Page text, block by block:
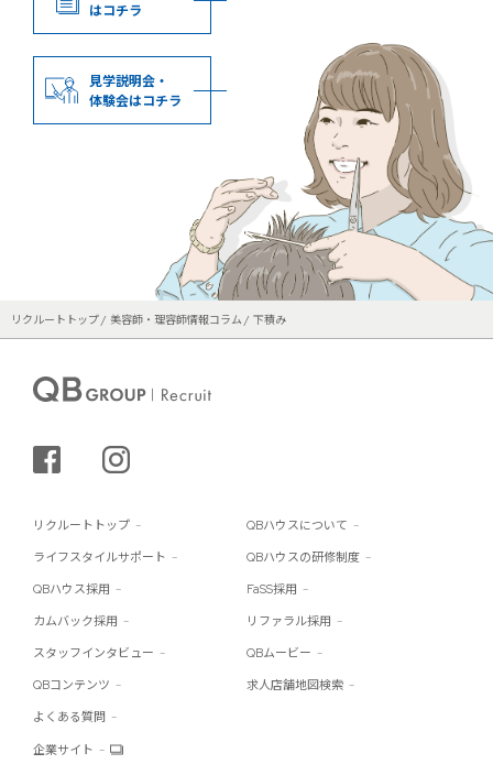
はコチラ
見学説明会・
体験会はコチラ
リクルートトップ 美容師・理容師情報コラム 下積み
シェアする
リクルートトップ QBハウスについて
ライフスタイルサポート QBハウスの研修制度
QBハウス採用 FaSS採用
カムバック採用 リファラル採用
スタッフインタビュー QBムービー
QBコンテンツ 求人店舗地図検索
よくある質問
企業サイト